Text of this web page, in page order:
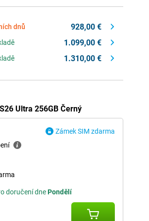
dnů 928,00 €
1.099,00 €
1.310,00 €
Ultra 256GB Černý
Zámek SIM zdarma
doručení dnePondělí